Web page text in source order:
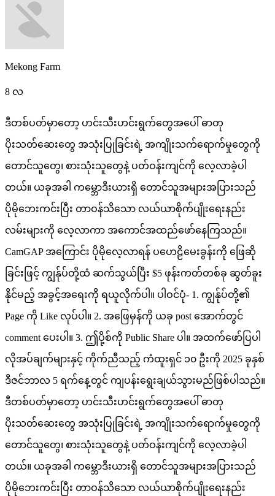
Mekong Farm
8 လ
ဒီတစ်ပတ်မှာတော့ ဟင်းသီးဟင်းရွက်တွေအပေါ် ဓာတု
ပိုးသတ်ဆေးတွေ အသုံးပြုခြင်းရဲ့ အကျိုးသက်ရောက်မှုတွေကို
တောင်သူတွေ၊ စားသုံးသူတွေနဲ့ ပတ်ဝန်းကျင်ကို လေ့လာခဲ့ပါ
တယ်။ ယခုအခါ ကမ္ဘောဒီးယားရှိ တောင်သူအများအပြားသည်
ပိုမိုဘေးကင်းပြီး တာဝန်သိသော လယ်ယာစိုက်ပျိုးရေးနည်း
လမ်းများကို လေ့လာကာ အကောင်အထည်ဖော်နေကြသည်။
CamGAP အကြောင်း ပိုမိုလေ့လာရန် ပဟေဠိမေးခွန်းကို ဖြေဆို
ခြင်းဖြင့် ကျွန်ုပ်တို့ထံ ဆက်သွယ်ပြီး $5 ဖုန်းကတ်တစ်ခု ဆွတ်ခူး
နိုင်မည့် အခွင့်အရေးကို ရယူလိုက်ပါ။ ပါဝင်ပုံ- 1. ကျွန်ုပ်တို့၏
Page ကို Like လုပ်ပါ။ 2. အဖြေမှန်ကို ယခု post အောက်တွင်
comment ပေးပါ။ 3. ဤပို့စ်ကို Public Share ပါ။ အထက်ဖော်ပြပါ
လိုအပ်ချက်များနှင့် ကိုက်ညီသည့် ကံထူးရှင် ၁၀ ဦးကို 2025 ခုနှစ်
ဒီဇင်ဘာလ 5 ရက်နေ့တွင် ကျပန်းရွေးချယ်သွားမည်ဖြစ်ပါသည်။
ဒီတစ်ပတ်မှာတော့ ဟင်းသီးဟင်းရွက်တွေအပေါ် ဓာတု
ပိုးသတ်ဆေးတွေ အသုံးပြုခြင်းရဲ့ အကျိုးသက်ရောက်မှုတွေကို
တောင်သူတွေ၊ စားသုံးသူတွေနဲ့ ပတ်ဝန်းကျင်ကို လေ့လာခဲ့ပါ
တယ်။ ယခုအခါ ကမ္ဘောဒီးယားရှိ တောင်သူအများအပြားသည်
ပိုမိုဘေးကင်းပြီး တာဝန်သိသော လယ်ယာစိုက်ပျိုးရေးနည်း